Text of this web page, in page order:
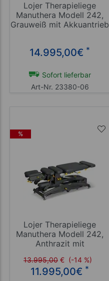
Lojer Therapieliege
Manuthera Modell 242,
Grauweiß mit Akkuantrieb
14.995,00€ *
Sofort lieferbar
Art-Nr. 23380-06
%
Lojer Therapieliege
Manuthera Modell 242,
Anthrazit mit
13.995,00 € (-14 %)
11.995,00€ *